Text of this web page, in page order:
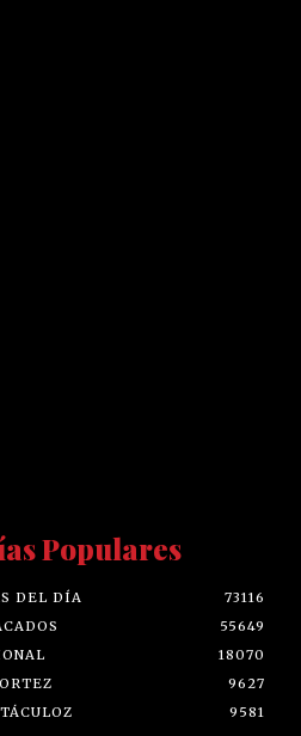
Populares
DEL DÍA
73116
55649
18070
9627
9581